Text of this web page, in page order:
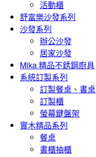
活動櫃
舒富樂沙發系列
沙發系列
辦公沙發
居家沙發
Mika 精品不銹鋼廚具
系統訂製系列
訂製餐桌、書桌
訂製櫃
螢幕鍵盤架
實木精品系列
餐桌
書櫃抽櫃